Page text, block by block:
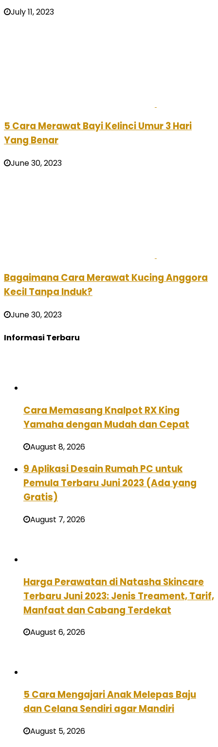
July 11, 2023
5 Cara Merawat Bayi Kelinci Umur 3 Hari
Yang Benar
June 30, 2023
Bagaimana Cara Merawat Kucing Anggora
Kecil Tanpa Induk?
June 30, 2023
Informasi Terbaru
Cara Memasang Knalpot RX King
Yamaha dengan Mudah dan Cepat
August 8, 2026
9 Aplikasi Desain Rumah PC untuk
Pemula Terbaru Juni 2023 (Ada yang
Gratis)
August 7, 2026
Harga Perawatan di Natasha Skincare
Terbaru Juni 2023: Jenis Treament, Tarif,
Manfaat dan Cabang Terdekat
August 6, 2026
5 Cara Mengajari Anak Melepas Baju
dan Celana Sendiri agar Mandiri
August 5, 2026